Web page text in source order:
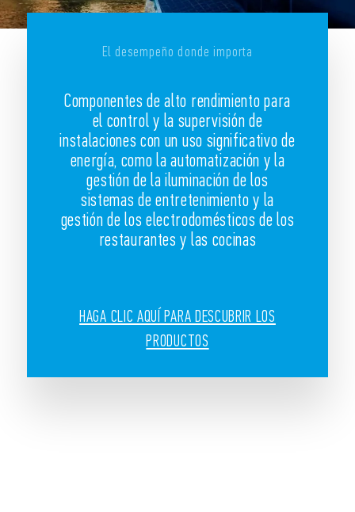
El desempeño donde importa
Componentes de alto rendimiento para
el control y la supervisión de
instalaciones con un uso significativo de
energía, como la automatización y la
gestión de la iluminación de los
sistemas de entretenimiento y la
gestión de los electrodomésticos de los
restaurantes y las cocinas
HAGA CLIC AQUÍ PARA DESCUBRIR LOS
PRODUCTOS